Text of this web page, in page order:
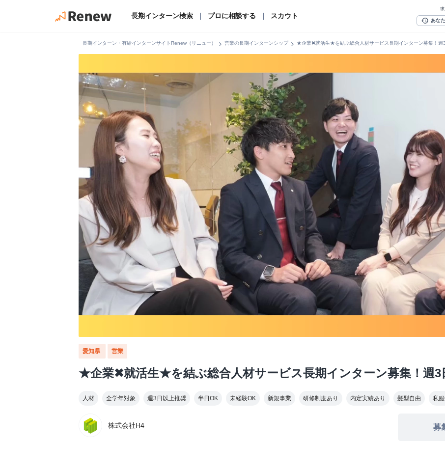
長期インターン検索 プロに相談する スカウト
history あな
長期インターン・有給インターンサイトRenew（リニュー） chevron_right 営業の長期インターンシップchevron_right ★企業✖就活生★を結ぶ総合人材サービス長期インターン募集！週3
愛知県 営業
★企業✖就活生★を結ぶ総合人材サービス長期インターン募集！週3
人材 全学年対象 週3日以上推奨 半日OK 未経験OK 新規事業 研修制度あり 内定実績あり 髪型自由 私
株式会社H4 募